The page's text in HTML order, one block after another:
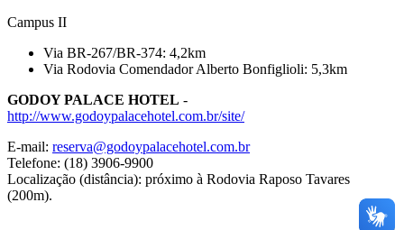
Campus II
Via BR-267/BR-374: 4,2km
Via Rodovia Comendador Alberto Bonfiglioli: 5,3km
GODOY PALACE HOTEL -
http://www.godoypalacehotel.com.br/site/
E-mail: reserva@godoypalacehotel.com.br
Telefone: (18) 3906-9900
Localização (distância): próximo à Rodovia Raposo Tavares
(200m).